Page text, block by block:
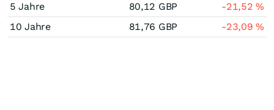
5 Jahre
80,12 GBP -21,52%
10 Jahre
81,76 GBP -23,09%